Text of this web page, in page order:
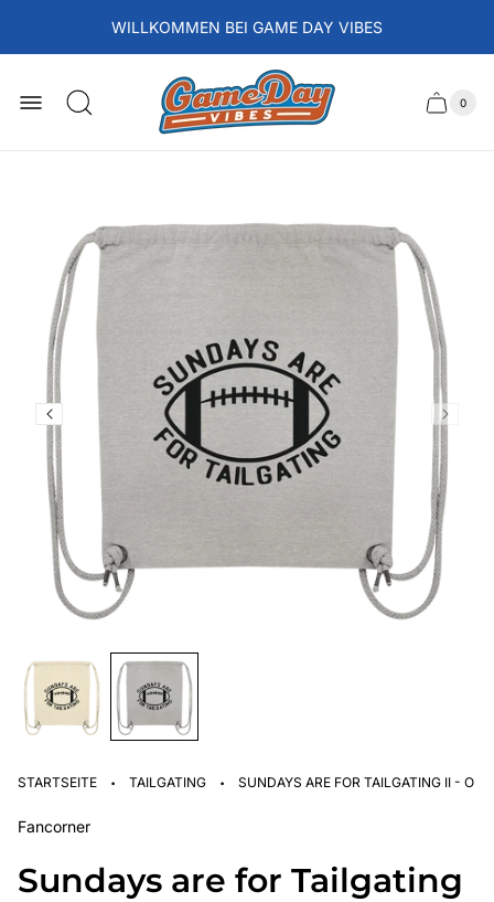
WILLKOMMEN BEI GAME DAY VIBES
Laden-
Logo
0
STARTSEITE · TAILGATING · SUNDAYS ARE FOR TAILGATING II -
Fancorner
Sundays are for Tailgating